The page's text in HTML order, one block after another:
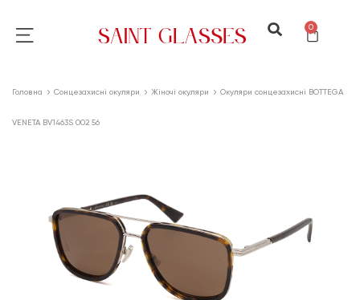
0
Головна Сонцезахисні окуляри Жіночі окуляри Окуляри сонцезахисні BOTTEGA
VENETA BV1463S 002 56